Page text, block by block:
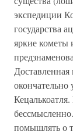
экспедиции
государства
яркие кометы
Доставленная
помышлять о